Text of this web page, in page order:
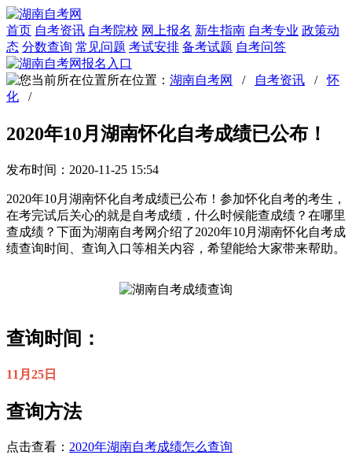
首页 自考资讯 自考院校 网上报名 新生指南 自考专业 政策动
态 分数查询 常见问题 考试安排 备考试题 自考问答
所在位置： 湖南自考网 / 自考资讯 /怀
化 /
2020年10月湖南怀化自考成绩已公布！
发布时间：2020-11-25 15:54
2020年10月湖南怀化自考成绩已公布！参加怀化自考的考生，
在考完试后关心的就是自考成绩，什么时候能查成绩？在哪里
查成绩？下面为湖南自考网介绍了2020年10月湖南怀化自考成
绩查询时间、查询入口等相关内容，希望能给大家带来帮助。
查询时间：
11月25日
查询方法
点击查看： 2020年湖南自考成绩怎么查询